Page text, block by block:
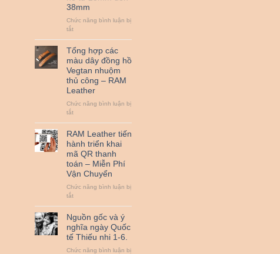
đồ
bò
thật
cùng
RAM
Leather
nha
38mm
Chức năng bình luận bị
tắtở
Bundstrap
quân
đội
RAM
Leather
B2
dành
cho
đồng
hồ
từ
25mm
đến
Tổng hợp các
màu dây đồng hồ
Vegtan nhuộm
thủ công – RAM
Leather
Chức năng bình luận bị
tắtở
các
màu
dây
đồng
hồ
nhuộm
thủ
công
–
RAM
Leather
RAM Leather tiến
hành triển khai
mã QR thanh
toán – Miễn Phí
Vận Chuyển
Chức năng bình luận bị
tắtở
Leather
tiến
hành
triển
khai
Nguồn gốc và ý
nghĩa ngày Quốc
tế Thiếu nhi 1-6.
Chức năng bình luận bị